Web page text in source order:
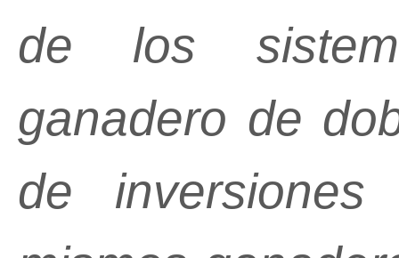
de los
ganadero de
de